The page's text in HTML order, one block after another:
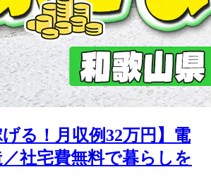
げる！月収例32万円】電
社宅費無料で暮らしを